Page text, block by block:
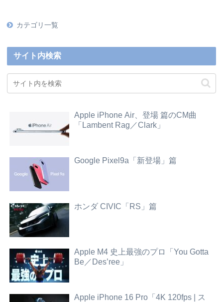
カテゴリ一覧
サイト内検索
Apple iPhone Air、登場 篇のCM曲
「Lambent Rag／Clark」
Google Pixel9a「新登場」篇
ホンダ CIVIC「RS」篇
Apple M4 史上最強のプロ「You Gotta
Be／Des’ree」
Apple iPhone 16 Pro「4K 120fps | ス